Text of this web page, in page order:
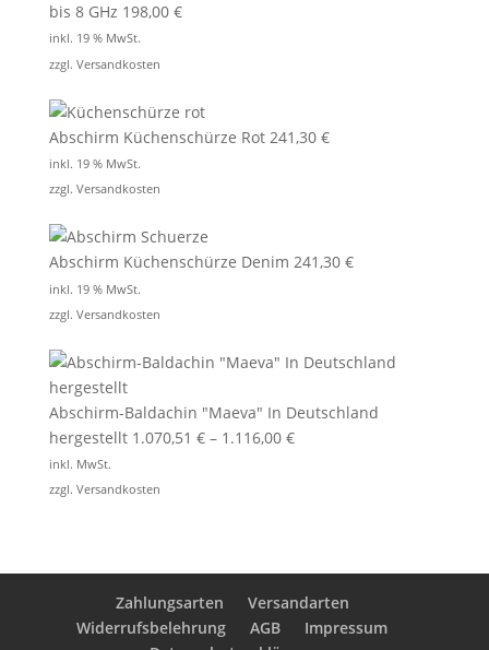
bis 8 GHz 198,00 €
inkl. 19 % MwSt.
zzgl. Versandkosten
Abschirm Küchenschürze Rot 241,30 €
inkl. 19 % MwSt.
zzgl. Versandkosten
Abschirm Küchenschürze Denim 241,30 €
inkl. 19 % MwSt.
zzgl. Versandkosten
Abschirm-Baldachin "Maeva" In Deutschland
hergestellt 1.070,51 €– 1.116,00 €
inkl. MwSt.
zzgl. Versandkosten
Zahlungsarten
Versandarten
Widerrufsbelehrung
AGB
Impressum